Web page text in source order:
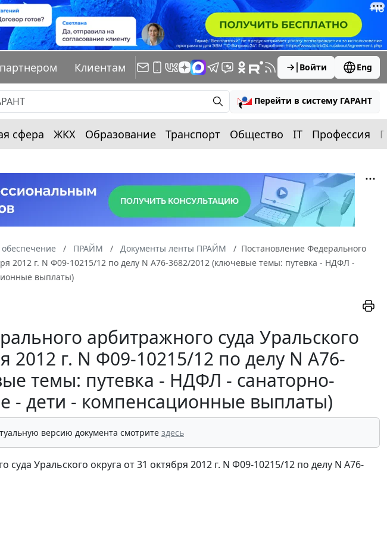
Клиентам Войти Eng
Перейти в систему ГАРАНТ
сфера ЖКХ Образование Транспорт Общество IT Профессия
ПРАЙМ Документы ленты ПРАЙМ
Постановление Федерального
2012 г. N Ф09-10215/12 по делу N А76-3682/2012 (ключевые темы: путевка - НДФЛ -
выплаты)
арбитражного суда Уральского
2012 г. N Ф09-10215/12 по делу N А76-
темы: путевка - НДФЛ - санаторно-
- дети - компенсационные выплаты)
версию документа смотрите здесь
Уральского округа от 31 октября 2012 г. N Ф09-10215/12 по делу N А76-